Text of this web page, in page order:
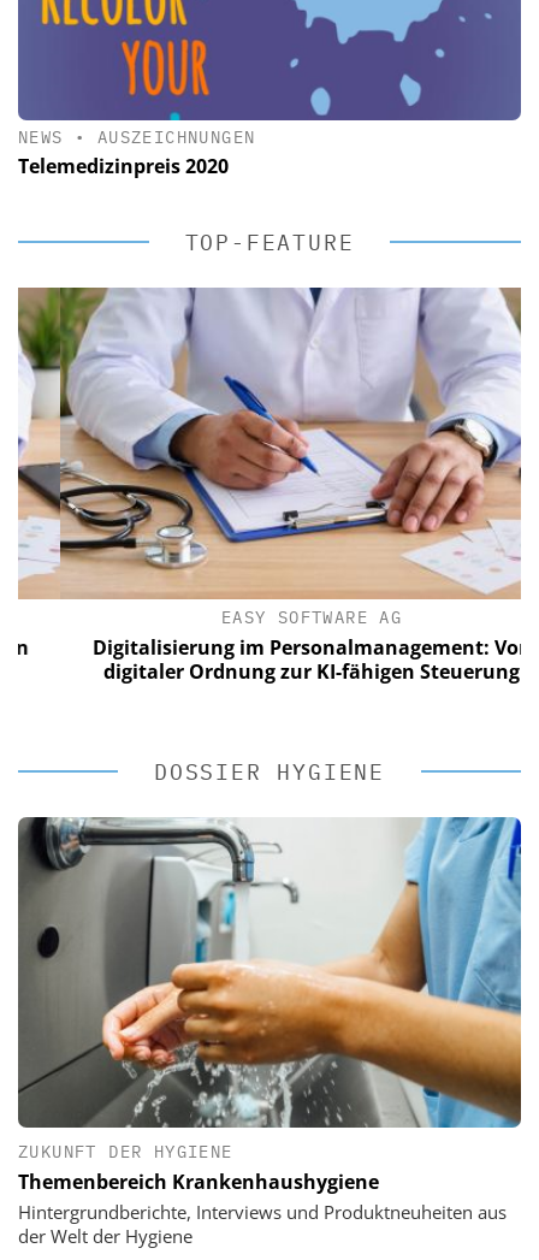
NEWS • AUSZEICHNUNGEN
Telemedizinpreis 2020
TOP-FEATURE
EASY SOFTWARE AG
Digitalisierung im Personalmanagement: Von
digitaler Ordnung zur KI-fähigen Steuerung
DOSSIER HYGIENE
ZUKUNFT DER HYGIENE
Themenbereich Krankenhaushygiene
Hintergrundberichte, Interviews und Produktneuheiten aus
der Welt der Hygiene